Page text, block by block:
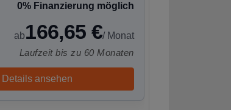
0% Finanzierung möglich
ab166,65 €/ Monat
Laufzeit bis zu 60 Monaten
Details ansehen